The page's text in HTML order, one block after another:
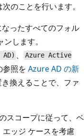
のことを行います。
ったすべてのフォル
します。
、
Azure Active
照を Azure AD の新
換えることで、ファ
スコープに従って、ベ
ッジ ケースを考慮